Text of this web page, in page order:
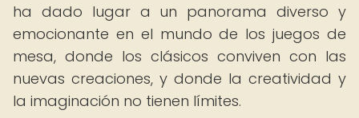
ha dado lugar a un panorama diverso y
emocionante en el mundo de los juegos de
mesa, donde los clásicos conviven con las
nuevas creaciones, y donde la creatividad y
la imaginación no tienen límites.